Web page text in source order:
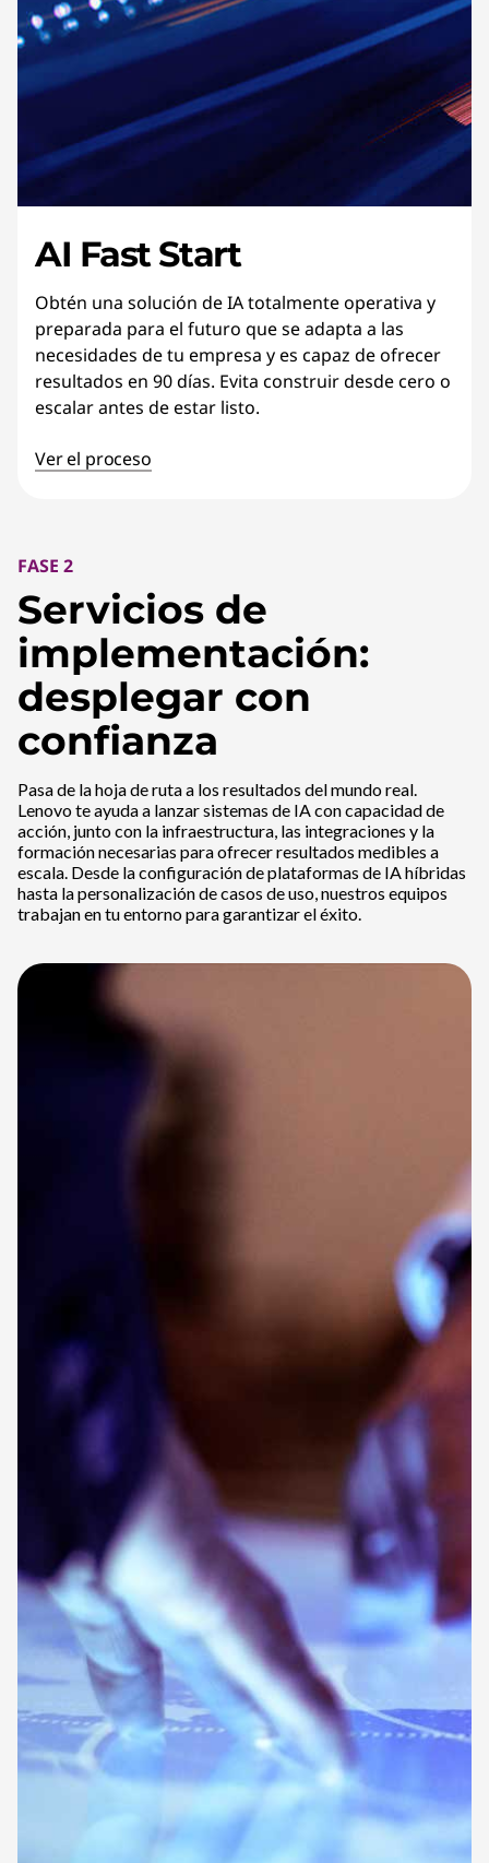
AI Fast Start
Obtén una solución de IA totalmente operativa y
preparada para el futuro que se adapta a las
necesidades de tu empresa y es capaz de ofrecer
resultados en 90 días. Evita construir desde cero o
escalar antes de estar listo.
Ver el proceso
FASE 2
Servicios de
implementación:
desplegar con
confianza
Pasa de la hoja de ruta a los resultados del mundo real.
Lenovo te ayuda a lanzar sistemas de IA con capacidad de
acción, junto con la infraestructura, las integraciones y la
formación necesarias para ofrecer resultados medibles a
escala. Desde la configuración de plataformas de IA híbridas
hasta la personalización de casos de uso, nuestros equipos
trabajan en tu entorno para garantizar el éxito.